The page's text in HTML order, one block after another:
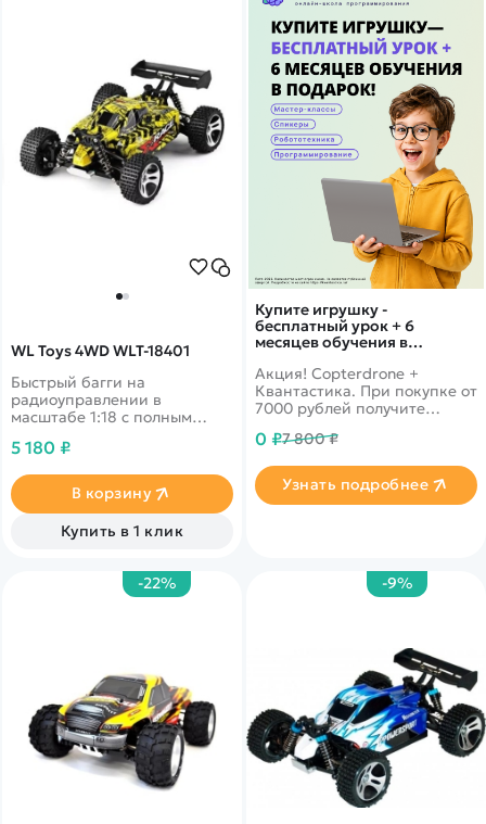
Купите игрушку -
бесплатный урок + 6
месяцев обучения в
Акция! Copterdrone +
Квантастика. При покупке от
7000 рублей получите
нашего партнера
0 ₽7 800 ₽
Узнать подробнее
WL Toys 4WD WLT-18401
Быстрый багги на
радиоуправлении в
масштабе 1:18 с полным
и независимой подвеской.
5 180 ₽
В корзину
Купить в 1 клик
-22% -9%